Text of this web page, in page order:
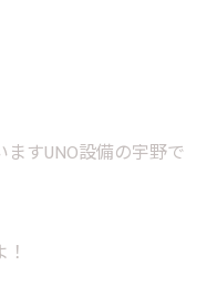
すUNO設備の宇野で